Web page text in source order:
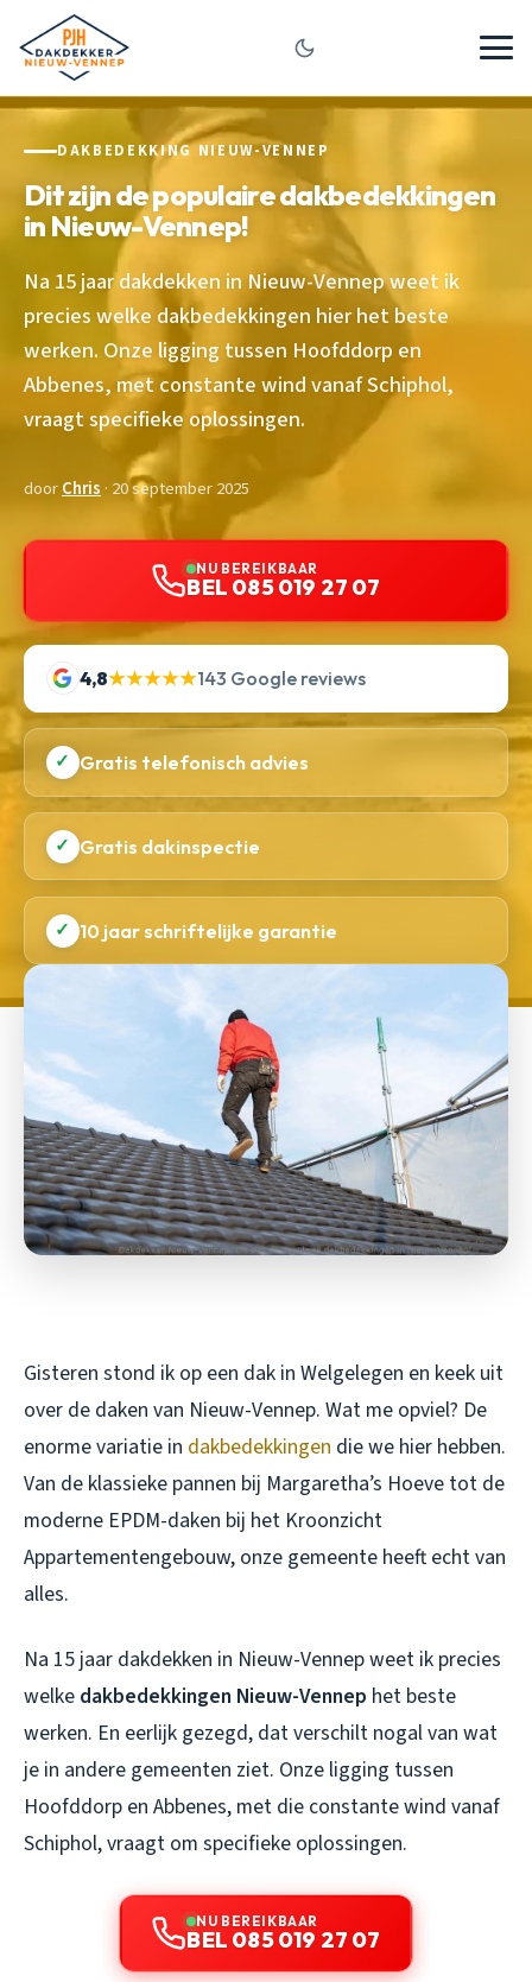
DAKBEDEKKING NIEUW-VENNEP
Dit zijn de populaire dakbedekkingen
in Nieuw-Vennep!
Na 15 jaar dakdekken in Nieuw-Vennep weet ik
precies welke dakbedekkingen hier het beste
werken. Onze ligging tussen Hoofddorp en
Abbenes, met constante wind vanaf Schiphol,
vraagt specifieke oplossingen.
doorChris · 20 september 2025
NU BEREIKBAAR
BEL 085 019 27 07
4,8★★★★★143 Google reviews
✓ Gratis telefonisch advies
✓ Gratis dakinspectie
✓ 10 jaar schriftelijke garantie
Gisteren stond ik op een dak in Welgelegen en keek uit
over de daken van Nieuw-Vennep. Wat me opviel? De
enorme variatie in dakbedekkingen die we hier hebben.
Van de klassieke pannen bij Margaretha’s Hoeve tot de
moderne EPDM-daken bij het Kroonzicht
Appartementengebouw, onze gemeente heeft echt van
alles.
Na 15 jaar dakdekken in Nieuw-Vennep weet ik precies
welke dakbedekkingen Nieuw-Vennep het beste
werken. En eerlijk gezegd, dat verschilt nogal van wat
je in andere gemeenten ziet. Onze ligging tussen
Hoofddorp en Abbenes, met die constante wind vanaf
Schiphol, vraagt om specifieke oplossingen.
NU BEREIKBAAR
BEL 085 019 27 07